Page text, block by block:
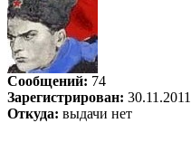
Сообщений: 74
Зарегистрирован: 30.11.2011
Откуда: выдачи нет